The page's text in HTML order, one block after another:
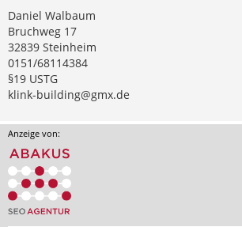
Daniel Walbaum
Bruchweg 17
32839 Steinheim
0151/68114384
§19 USTG
klink-building@gmx.de
Anzeige von: